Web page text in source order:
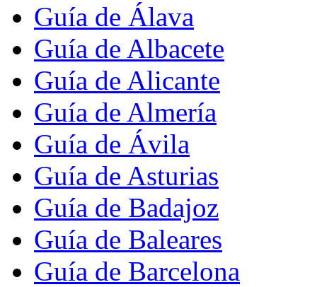
Guía de Álava
Guía de Albacete
Guía de Alicante
Guía de Almería
Guía de Ávila
Guía de Asturias
Guía de Badajoz
Guía de Baleares
Guía de Barcelona